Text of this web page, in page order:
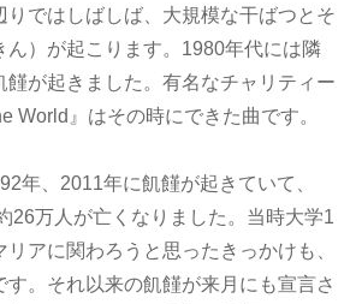
りではしばしば、大規模な干ばつとそ
ん）が起こります。1980年代には隣
饉が起きました。有名なチャリティー
World』はその時にできた曲です。
年、2011年に飢饉が起きていて、
26万人が亡くなりました。当時大学1
アに関わろうと思ったきっかけも、
す。それ以来の飢饉が来月にも宣言さ